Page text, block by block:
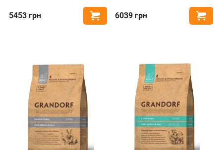
5453 грн Купить
собак средних и крупных
пород
6039 грн